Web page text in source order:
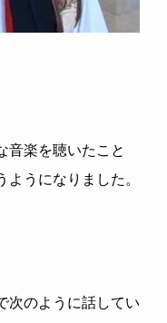
音楽を聴いたこと
うになりました。
次のように話してい